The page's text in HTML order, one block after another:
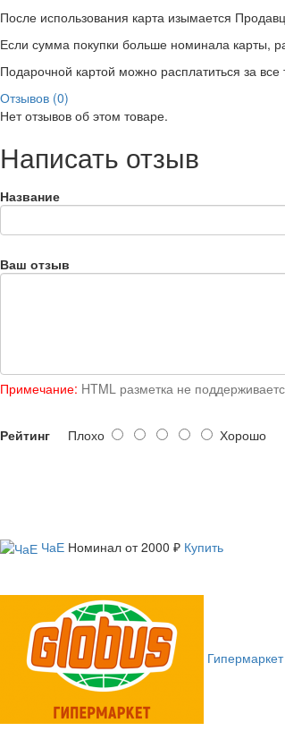
После использования карта изымается
Если сумма покупки больше номинала карты,
Подарочной картой можно расплатиться за
Отзывов (0)
Нет отзывов об этом товаре.
Написать отзыв
Название
Ваш отзыв
Примечание: HTML разметка не
Рейтинг Плохо Хорошо
ЧаЕ Номинал от 2000 ₽ Купить